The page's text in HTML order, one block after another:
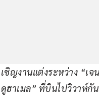
ชิญงานแต่งระหว่าง “เจ
ฮาเมล” ที่บินไปวิวาห์กั